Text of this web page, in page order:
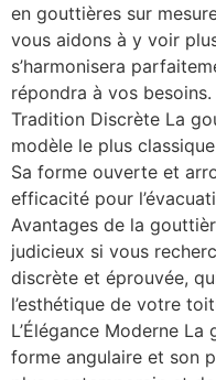
en gouttières sur
vous aidons à y voir
s’harmonisera
répondra à vos
Tradition Discrète La
modèle le plus
Sa forme ouverte et
efficacité pour
Avantages de la
judicieux si vous
discrète et éprouvée,
l’esthétique de votre
L’Élégance Moderne
forme angulaire et son